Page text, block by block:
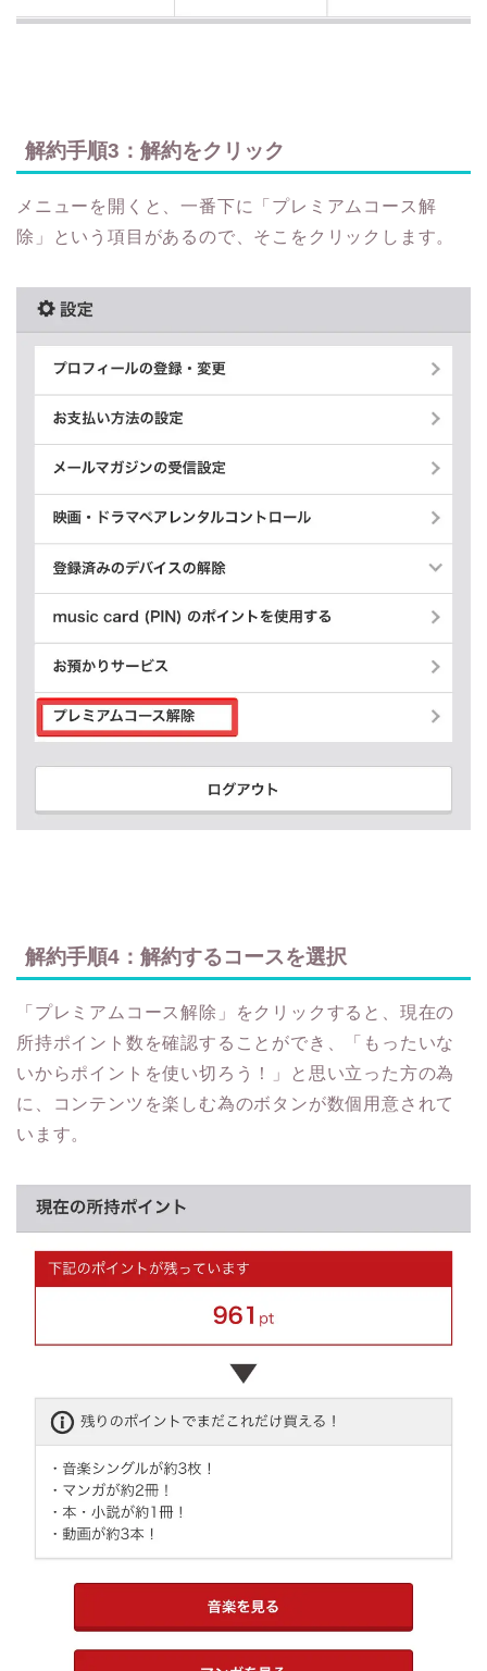
解約手順3：解約をクリック
メニューを開くと、一番下に「プレミアムコース解
除」という項目があるので、そこをクリックします。
解約手順4：解約するコースを選択
「プレミアムコース解除」をクリックすると、現在の
所持ポイント数を確認することができ、「もったいな
いからポイントを使い切ろう！」と思い立った方の為
に、コンテンツを楽しむ為のボタンが数個用意されて
います。